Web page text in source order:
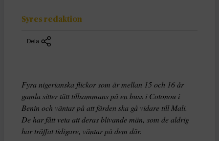
Syres redaktion
Dela
Fyra nigerianska flickor som är mellan 15 och 16 år
gamla sitter tätt tillsammans på en buss i Cotonou i
Benin och väntar på att färden ska gå vidare till Mali.
De har fått veta att deras blivande män, som de aldrig
har träffat tidigare, väntar på dem där.